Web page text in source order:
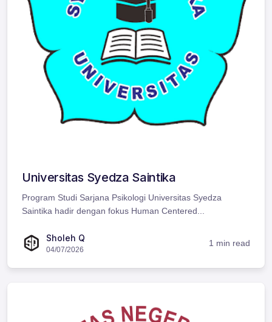
Universitas Syedza Saintika
Program Studi Sarjana Psikologi Universitas Syedza
Saintika hadir dengan fokus Human Centered...
Sholeh Q
04/07/2026
1 min read